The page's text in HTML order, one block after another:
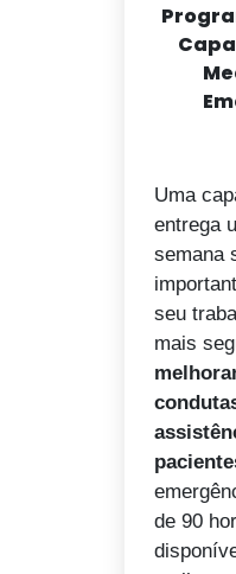
Uma
entrega
semana
seu
mais
de 90